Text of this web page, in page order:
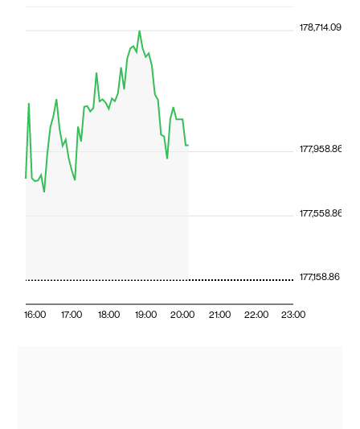
16:00 17:00 18:00 19:00 20:00 21:00 22:00 23:00
177,158.86
177,558.86
177,958.86
178,714.09